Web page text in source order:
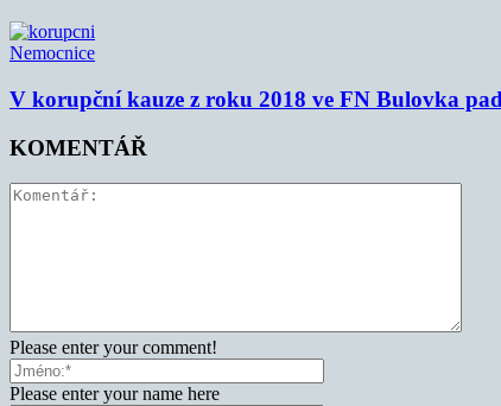
Nemocnice
V korupční kauze z roku 2018 ve FN Bulovka
KOMENTÁŘ
Please enter your comment!
Please enter your name here